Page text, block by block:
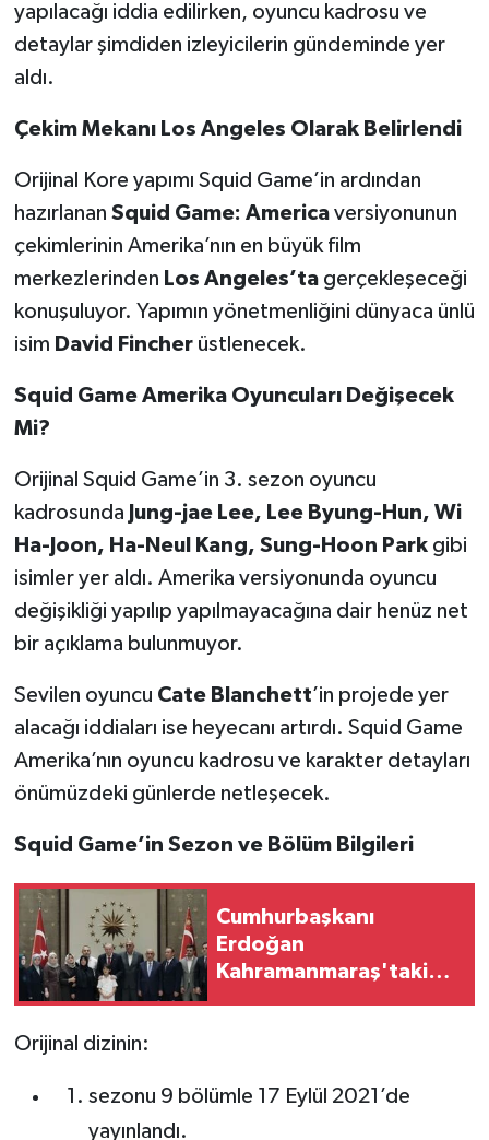
yapılacağı iddia edilirken, oyuncu kadrosu ve
detaylar şimdiden izleyicilerin gündeminde yer
aldı.
Çekim Mekanı Los Angeles Olarak Belirlendi
Orijinal Kore yapımı Squid Game’in ardından
hazırlanan Squid Game: Americaversiyonunun
çekimlerinin Amerika’nın en büyük film
merkezlerinden Los Angeles’tagerçekleşeceği
konuşuluyor. Yapımın yönetmenliğini dünyaca ünlü
isim David Fincherüstlenecek.
Squid Game Amerika Oyuncuları Değişecek
Mi?
Orijinal Squid Game’in 3. sezon oyuncu
kadrosunda Jung-jae Lee, Lee Byung-Hun, Wi
Ha-Joon, Ha-Neul Kang, Sung-Hoon Parkgibi
isimler yer aldı. Amerika versiyonunda oyuncu
değişikliği yapılıp yapılmayacağına dair henüz net
bir açıklama bulunmuyor.
Sevilen oyuncu Cate Blanchett’in projede yer
alacağı iddiaları ise heyecanı artırdı. Squid Game
Amerika’nın oyuncu kadrosu ve karakter detayları
önümüzdeki günlerde netleşecek.
Squid Game’in Sezon ve Bölüm Bilgileri
Cumhurbaşkanı
Erdoğan
Kahramanmaraş'taki
Orijinal dizinin:
sezonu 9 bölümle 17 Eylül 2021’de
yayınlandı.
KAHRAMANMARAŞ